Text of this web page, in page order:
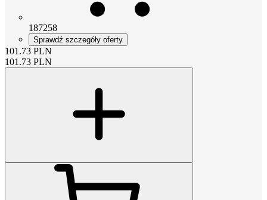
187258
Sprawdź szczegóły oferty
101.73 PLN
101.73 PLN